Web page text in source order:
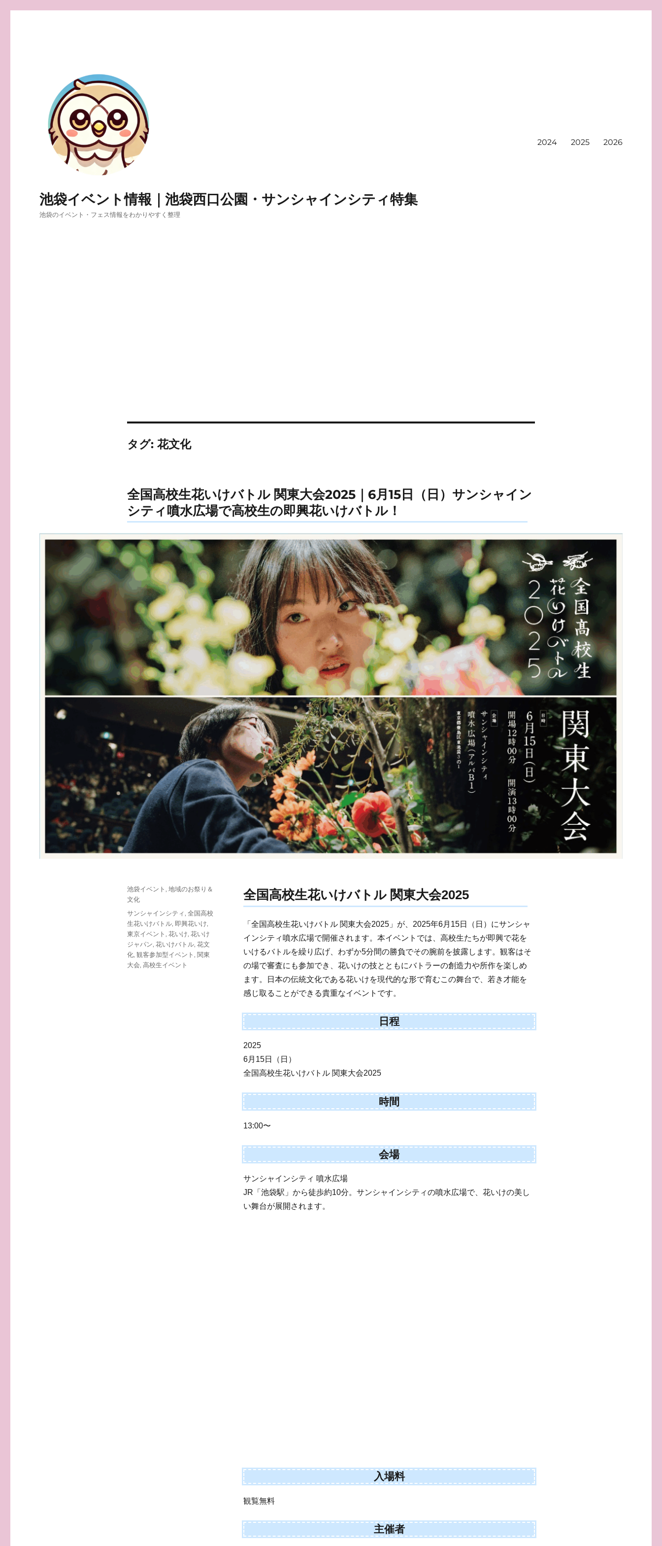
池袋イベント情報｜池袋西口公園・サンシャインシティ特集
池袋のイベント・フェス情報をわかりやすく整理
2024 2025 2026
タグ: 花文化
全国高校生花いけバトル 関東大会2025｜6月15日（日）サンシャイン
シティ噴水広場で高校生の即興花いけバトル！
全国高校生花いけバトル 関東大会2025
「全国高校生花いけバトル 関東大会2025」が、2025年6月15日（日）にサンシャ
インシティ噴水広場で開催されます。本イベントでは、高校生たちが即興で花を
いけるバトルを繰り広げ、わずか5分間の勝負でその腕前を披露します。観客はそ
の場で審査にも参加でき、花いけの技とともにバトラーの創造力や所作を楽しめ
ます。日本の伝統文化である花いけを現代的な形で育むこの舞台で、若き才能を
感じ取ることができる貴重なイベントです。
日程
2025
6月15日（日）
全国高校生花いけバトル 関東大会2025
時間
13:00〜
会場
サンシャインシティ 噴水広場
JR「池袋駅」から徒歩約10分。サンシャインシティの噴水広場で、花いけの美し
い舞台が展開されます。
入場料
観覧無料
主催者
投
稿
カ
テ
ゴ
リ
ー
池袋イベント , 地域のお祭り＆
文化
タ
グ
サンシャインシティ, 全国高校
生花いけバトル, 即興花いけ,
東京イベント , 花いけ, 花いけ
ジャパン, 花いけバトル, 花文
化, 観客参加型イベント , 関東
大会, 高校生イベント